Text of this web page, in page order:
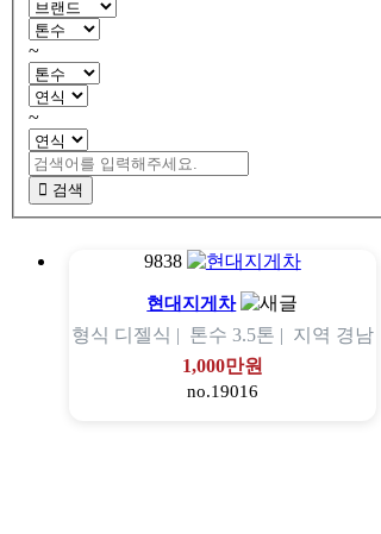
~
~
검색
9838
현대지게차
형식 디젤식 | 톤수 3.5톤 | 지역 경남
1,000만원
no.19016